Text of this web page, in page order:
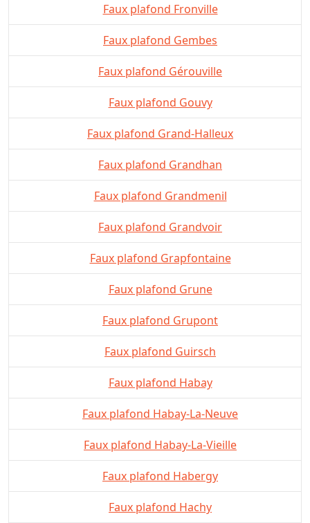
Faux plafond Fronville
Faux plafond Gembes
Faux plafond Gérouville
Faux plafond Gouvy
Faux plafond Grand-Halleux
Faux plafond Grandhan
Faux plafond Grandmenil
Faux plafond Grandvoir
Faux plafond Grapfontaine
Faux plafond Grune
Faux plafond Grupont
Faux plafond Guirsch
Faux plafond Habay
Faux plafond Habay-La-Neuve
Faux plafond Habay-La-Vieille
Faux plafond Habergy
Faux plafond Hachy